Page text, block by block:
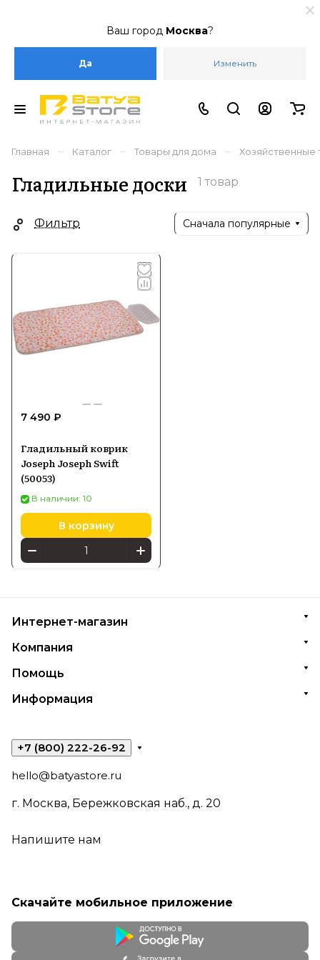
Ваш город Москва?
Да Изменить
Главная – Каталог – Товары для дома – Хозяйственные
Гладильные доски 1 товар
Фильтр Сначала популярные
7 490 ₽
Гладильный коврик
Joseph Joseph Swift
(50053)
В наличии: 10
В корзину
Интернет-магазин
Компания
Помощь
Информация
+7 (800) 222-26-92
hello@batyastore.ru
г. Москва, Бережковская наб., д. 20
Напишите нам
Скачайте мобильное приложение